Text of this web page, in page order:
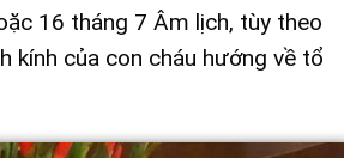
16 tháng 7 Âm lịch, tùy theo
kính của con cháu hướng về tổ